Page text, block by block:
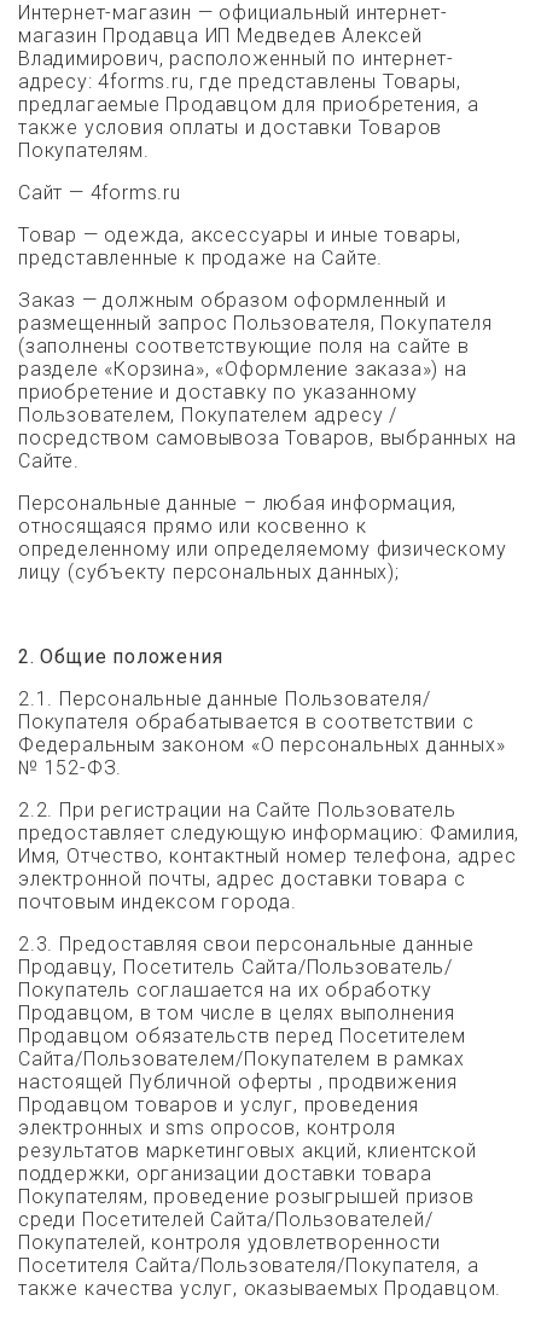
Интернет-магазин — официальный интернет-
магазин Продавца ИП Медведев Алексей
Владимирович, расположенный по интернет-
адресу: 4forms.ru, где представлены Товары,
предлагаемые Продавцом для приобретения, а
также условия оплаты и доставки Товаров
Покупателям.
Сайт — 4forms.ru
Товар — одежда, аксессуары и иные товары,
представленные к продаже на Сайте.
Заказ — должным образом оформленный и
размещенный запрос Пользователя, Покупателя
(заполнены соответствующие поля на сайте в
разделе «Корзина», «Оформление заказа») на
приобретение и доставку по указанному
Пользователем, Покупателем адресу /
посредством самовывоза Товаров, выбранных на
Сайте.
Персональные данные – любая информация,
относящаяся прямо или косвенно к
определенному или определяемому физическому
лицу (субъекту персональных данных);
2. Общие положения
2.1. Персональные данные Пользователя/
Покупателя обрабатывается в соответствии с
Федеральным законом «О персональных данных»
№ 152-ФЗ.
2.2. При регистрации на Сайте Пользователь
предоставляет следующую информацию: Фамилия,
Имя, Отчество, контактный номер телефона, адрес
электронной почты, адрес доставки товара с
почтовым индексом города.
2.3. Предоставляя свои персональные данные
Продавцу, Посетитель Сайта/Пользователь/
Покупатель соглашается на их обработку
Продавцом, в том числе в целях выполнения
Продавцом обязательств перед Посетителем
Сайта/Пользователем/Покупателем в рамках
настоящей Публичной оферты , продвижения
Продавцом товаров и услуг, проведения
электронных и sms опросов, контроля
результатов маркетинговых акций, клиентской
поддержки, организации доставки товара
Покупателям, проведение розыгрышей призов
среди Посетителей Сайта/Пользователей/
Покупателей, контроля удовлетворенности
Посетителя Сайта/Пользователя/Покупателя, а
также качества услуг, оказываемых Продавцом.